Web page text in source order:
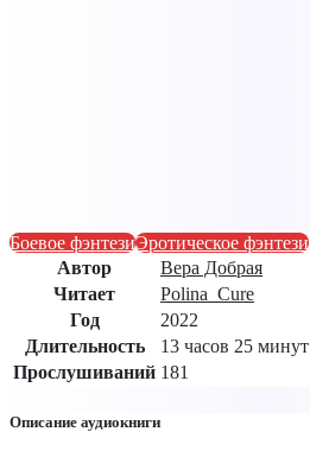
Боевое фэнтезиЭротическое фэнтези
Автор
Вера Добрая
Читает
Polina_Cure
Год
2022
Длительность
13 часов 25 минут
Прослушиваний 181
Описание аудиокниги